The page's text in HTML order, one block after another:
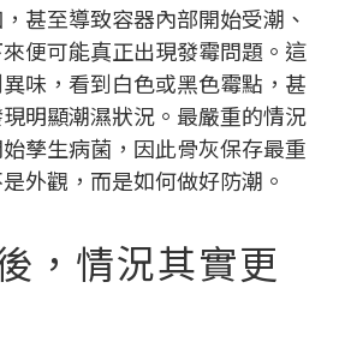
甚至導致容器內部開始受潮、
便可能真正出現發霉問題。這
味，看到白色或黑色霉點，甚
明顯潮濕狀況。最嚴重的情況
孳生病菌，因此骨灰保存最重
外觀，而是如何做好防潮。
，情況其實更